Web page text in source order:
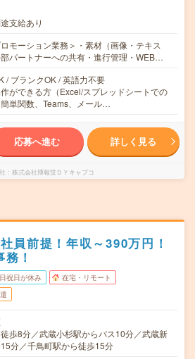
支給あり
モーション業務＞・素材（画像・テキス
部パートナーへの共有・進行管理・WEB…
/ ブランクOK / 英語力不要
ができる方（Excel/スプレッドシートでの
単関数、Teams、メール…
応募へ進む 詳しく見る
株式会社博報堂ＤＹキャプコ
員前提！年収～390万円！
！
祝日が休み 在宅・リモート
歩8分／武蔵小杉駅からバス10分／武蔵新
分／千鳥町駅から徒歩15分